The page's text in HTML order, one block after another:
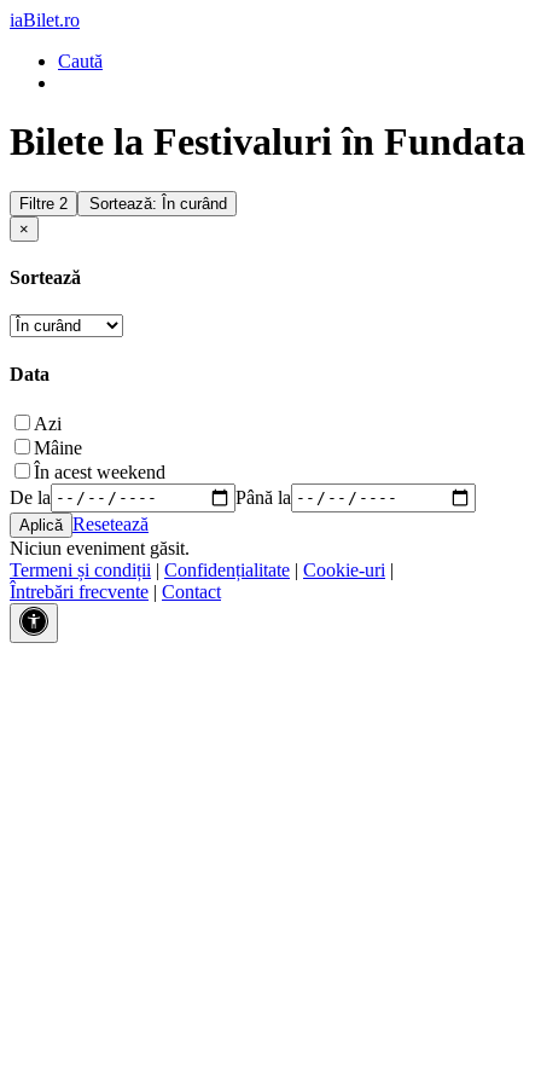
iaBilet.ro
Caută
Bilete la Festivaluri în Fundata
Filtre 2
Sortează: În curând
×
Sortează
Data
Azi
Mâine
În acest weekend
De la
Până la
Resetează
Niciun eveniment găsit.
Termeni și condiții | Confidențialitate | Cookie-uri |
Întrebări frecvente | Contact